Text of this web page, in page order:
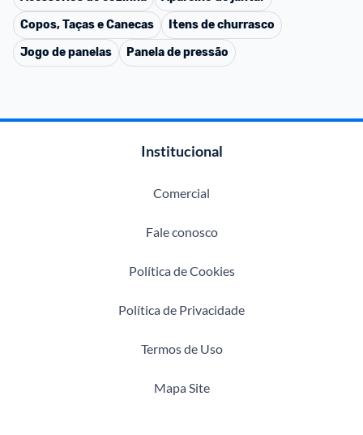
Copos, Taças e Canecas
Itens de churrasco
Jogo de panelas
Panela de pressão
Institucional
Comercial
Fale conosco
Política de Cookies
Política de Privacidade
Termos de Uso
Mapa Site